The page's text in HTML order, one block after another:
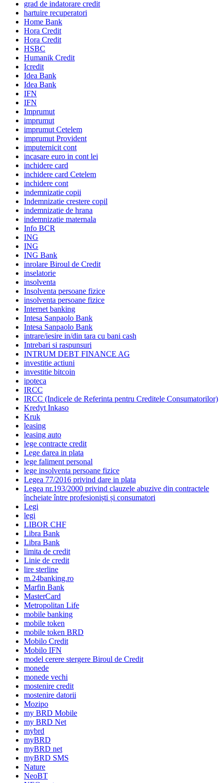
grad de indatorare credit
hartuire recuperatori
Home Bank
Hora Credit
Hora Credit
HSBC
Humanik Credit
Icredit
Idea Bank
Idea Bank
IFN
IFN
Imprumut
imprumut
imprumut Cetelem
imprumut Provident
imputernicit cont
incasare euro in cont lei
inchidere card
inchidere card Cetelem
inchidere cont
indemnizatie copii
Indemnizatie crestere copil
indemnizatie de hrana
indemnizatie maternala
Info BCR
ING
ING
ING Bank
inrolare Biroul de Credit
inselatorie
insolventa
Insolventa persoane fizice
insolventa persoane fizice
Internet banking
Intesa Sanpaolo Bank
Intesa Sanpaolo Bank
intrare/iesire in/din tara cu bani cash
Intrebari si raspunsuri
INTRUM DEBT FINANCE AG
investitie actiuni
investitie bitcoin
ipoteca
IRCC
IRCC (Indicele de Referinta pentru Creditele Consumatorilor)
Kredyt Inkaso
Kruk
leasing
leasing auto
lege contracte credit
Lege darea in plata
lege faliment personal
lege insolventa persoane fizice
Legea 77/2016 privind dare in plata
Legea nr.193/2000 privind clauzele abuzive din contractele
încheiate între profesioniști și consumatori
Legi
legi
LIBOR CHF
Libra Bank
Libra Bank
limita de credit
Linie de credit
lire sterline
m.24banking.ro
Marfin Bank
MasterCard
Metropolitan Life
mobile banking
mobile token
mobile token BRD
Mobilo Credit
Mobilo IFN
model cerere stergere Biroul de Credit
monede
monede vechi
mostenire credit
mostenire datorii
Mozipo
my BRD Mobile
my BRD Net
mybrd
myBRD
myBRD net
myBRD SMS
Nature
NeoBT